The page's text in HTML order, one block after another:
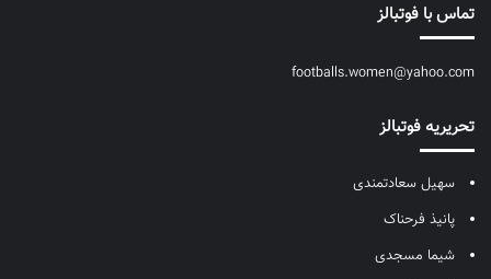
تماس با فوتبالز
footballs.women@yahoo.com
تحریریه فوتبالز
سهیل سعادتمندی
پانیذ فرحناک
شیما مسجدی